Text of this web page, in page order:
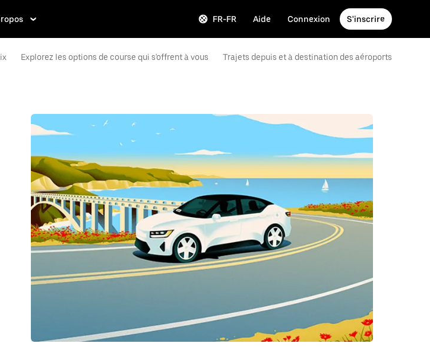
FR-FR Aide Connexion S'inscrire
Explorez les options de course qui s'offrent à vous Trajets depuis et à destination des aéroports